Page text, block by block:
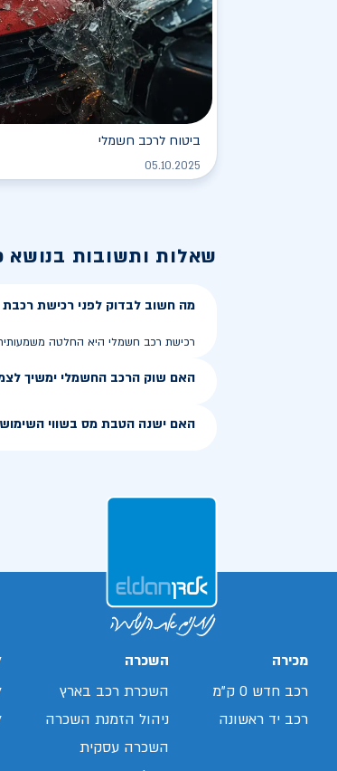
ביטוח לרכב חשמלי
05.10.2025
שאלות ותשובות בנושא
מה חשוב לבדוק לפני רכישת
רכישת רכב חשמלי היא החלטה
האם שוק הרכב החשמלי ימשיך
האם ישנה הטבת מס בשווי
מכירה
רכב חדש 0 ק"מ
רכב יד ראשונה
השכרה
השכרת רכב בארץ
ניהול הזמנת השכרה
השכרה עסקית